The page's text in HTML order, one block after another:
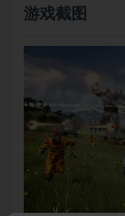
游戏截图